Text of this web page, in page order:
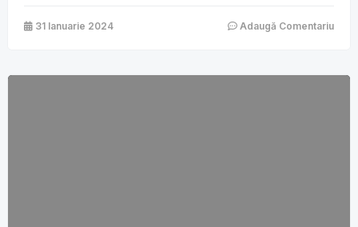
adresezi oricarei statii ITP. In cazul in care nu ai fost
sanctionat de Politie pentru ca ai ITP-ul expirat, nu exista
31 Ianuarie 2024 Adaugă Comentariu